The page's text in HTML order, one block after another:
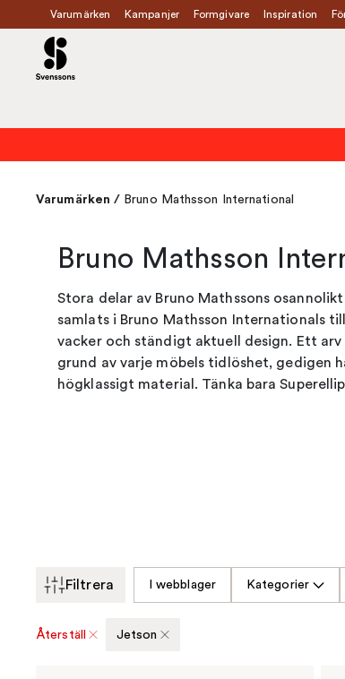
Varumärken Kampanjer Formgivare Inspiration
Varumärken / Bruno Mathsson International
Bruno Mathsson
Stora delar av Bruno Mathssons
samlats i Bruno Mathsson Internationals
vacker och ständigt aktuell design. Ett
grund av varje möbels tidlöshet, gedigen
högklassigt material. Tänka bara
Filtrera I webblager Kategorier
Återställ Jetson